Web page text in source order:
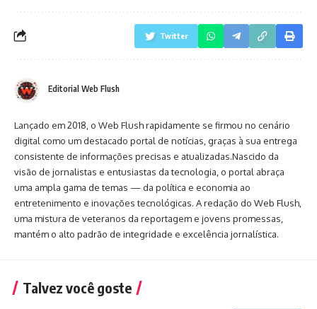
Twitter
Editorial Web Flush
Lançado em 2018, o Web Flush rapidamente se firmou no cenário
digital como um destacado portal de notícias, graças à sua entrega
consistente de informações precisas e atualizadas.Nascido da
visão de jornalistas e entusiastas da tecnologia, o portal abraça
uma ampla gama de temas — da política e economia ao
entretenimento e inovações tecnológicas. A redação do Web Flush,
uma mistura de veteranos da reportagem e jovens promessas,
mantém o alto padrão de integridade e excelência jornalística.
Talvez você goste